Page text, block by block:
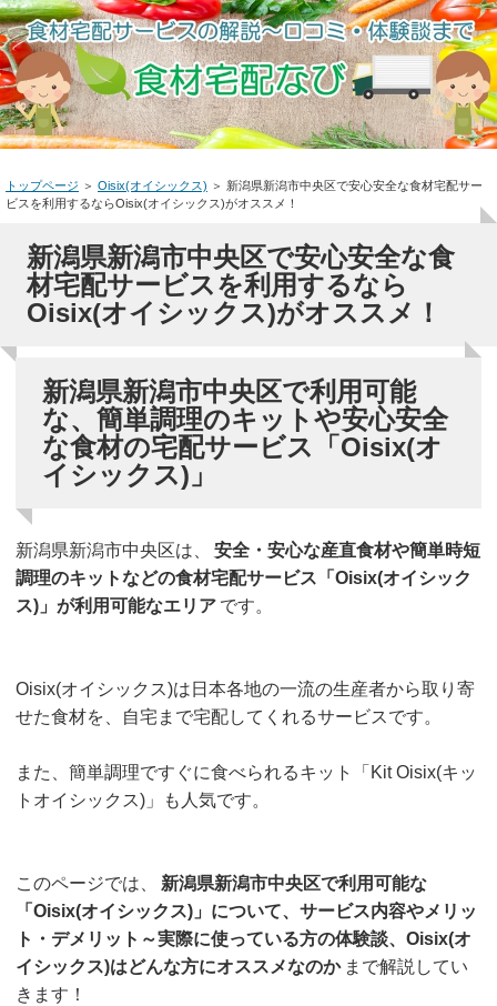
トップページ ＞ Oisix(オイシックス) ＞ 新潟県新潟市中央区で安心安全な食材宅配サー
ビスを利用するならOisix(オイシックス)がオススメ！
新潟県新潟市中央区で安心安全な食
材宅配サービスを利用するなら
Oisix(オイシックス)がオススメ！
新潟県新潟市中央区で利用可能
な、簡単調理のキットや安心安全
な食材の宅配サービス「Oisix(オ
イシックス)」
新潟県新潟市中央区は、
安全・安心な産直食材や簡単時短
調理のキットなどの食材宅配サービス「Oisix(オイシック
ス)」が利用可能なエリア です。
Oisix(オイシックス)は日本各地の一流の生産者から取り寄
せた食材を、自宅まで宅配してくれるサービスです。
また、簡単調理ですぐに食べられるキット「Kit Oisix(キッ
トオイシックス)」も人気です。
このページでは、
新潟県新潟市中央区で利用可能な
「Oisix(オイシックス)」について、サービス内容やメリッ
ト・デメリット～実際に使っている方の体験談、Oisix(オ
イシックス)はどんな方にオススメなのか まで解説してい
きます！